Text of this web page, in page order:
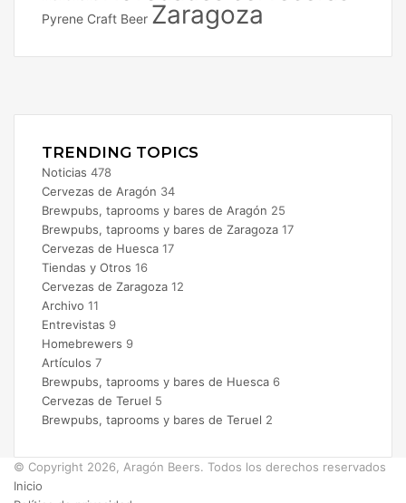
Pyrene Craft Beer Zaragoza
TRENDING TOPICS
Noticias 478
Cervezas de Aragón 34
Brewpubs, taprooms y bares de Aragón 25
Brewpubs, taprooms y bares de Zaragoza 17
Cervezas de Huesca 17
Tiendas y Otros 16
Cervezas de Zaragoza 12
Archivo 11
Entrevistas 9
Homebrewers 9
Artículos 7
Brewpubs, taprooms y bares de Huesca 6
Cervezas de Teruel 5
Brewpubs, taprooms y bares de Teruel 2
© Copyright 2026, Aragón Beers. Todos los derechos reservados
Inicio